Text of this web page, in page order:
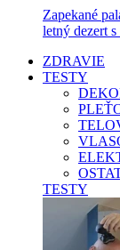
Zapekané
letný dezert
ZDRAVIE
TESTY
TESTY